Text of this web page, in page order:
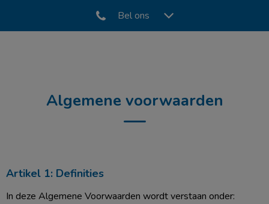
Bel ons
Algemene voorwaarden
Artikel 1: Definities
In deze Algemene Voorwaarden wordt verstaan onder: